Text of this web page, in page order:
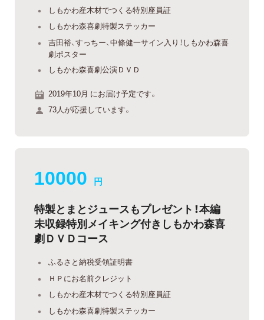
しもかわ産木材でつくる特別座員証
しもかわ森喜劇特製ステッカー
吉田裕、すっちー、中條健一サイン入り！しもかわ森喜
劇ポスター
しもかわ森喜劇公演ＤＶＤ
2019年10月 にお届け予定です。
73人が応援しています。
10000 円
特製とまとジュースもプレゼント！本編
未収録特別メイキング付きしもかわ森喜
劇ＤＶＤコース
ふるさと納税受領証明書
ＨＰにお名前クレジット
しもかわ産木材でつくる特別座員証
しもかわ森喜劇特製ステッカー